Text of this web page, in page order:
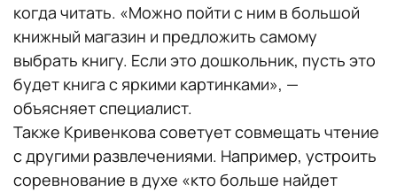
когда читать. «Можно пойти с ним в большой
книжный магазин и предложить самому
выбрать книгу. Если это дошкольник, пусть это
будет книга с яркими картинками», —
объясняет специалист.
Также Кривенкова советует совмещать чтение
с другими развлечениями. Например, устроить
соревнование в духе «кто больше найдет